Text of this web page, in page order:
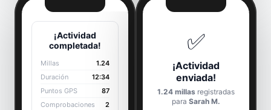
¡Actividad
completada!
Millas
1.24
Duración
12:34
Puntos GPS
87
Comprobaciones
2
✅
¡Actividad
enviada!
1.24 millas registradas
para Sarah M.